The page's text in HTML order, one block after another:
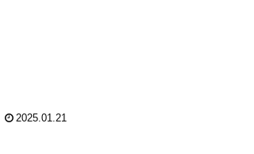
2025.01.21